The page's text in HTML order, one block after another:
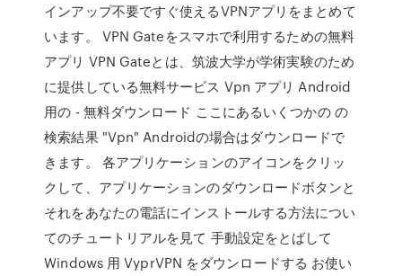
インアップ不要ですぐ使えるVPNアプリをまとめて
います。 VPN Gateをスマホで利用するための無料
アプリ VPN Gateとは、筑波大学が学術実験のため
に提供している無料サービス Vpn アプリ Android
用の - 無料ダウンロード ここにあるいくつかの の
検索結果 "Vpn" Androidの場合はダウンロードで
きます。 各アプリケーションのアイコンをクリッ
クして、アプリケーションのダウンロードボタンと
それをあなたの電話にインストールする方法につい
てのチュートリアルを見て 手動設定をとばして
Windows 用 VyprVPN をダウンロードする お使い